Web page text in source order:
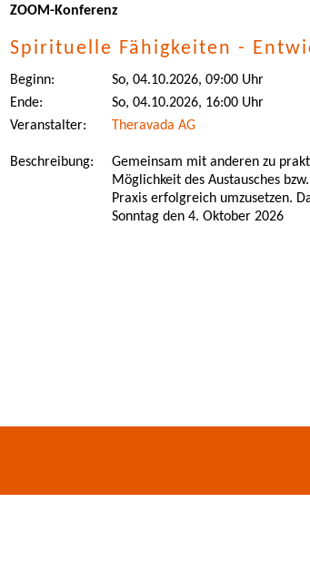
ZOOM-Konferenz
Spirituelle Fähigkeiten -
Beginn:
So, 04.10.2026, 09:00 Uhr
Ende:
So, 04.10.2026, 16:00 Uhr
Veranstalter:
Theravada AG
Beschreibung:
Gemeinsam mit anderen zu
Möglichkeit des Austausches
Praxis erfolgreich umzusetzen.
Sonntag den 4. Oktober 2026